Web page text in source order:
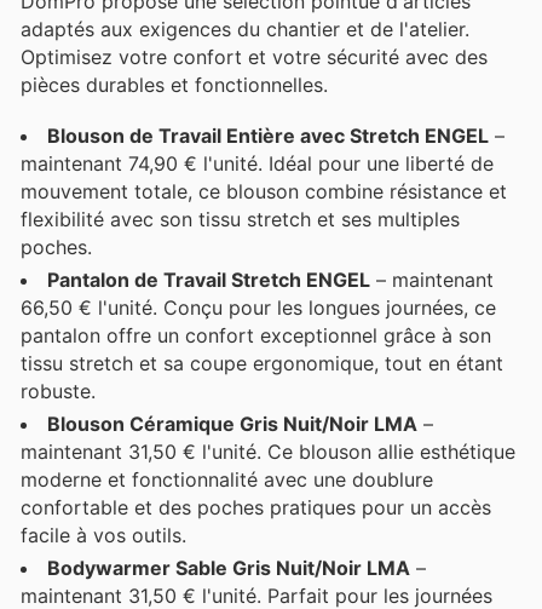
adaptés aux exigences du chantier et de l'atelier.
Optimisez votre confort et votre sécurité avec des
pièces durables et fonctionnelles.
Blouson de Travail Entière avec Stretch ENGEL –
maintenant 74,90 € l'unité. Idéal pour une liberté de
mouvement totale, ce blouson combine résistance et
flexibilité avec son tissu stretch et ses multiples
poches.
Pantalon de Travail Stretch ENGEL – maintenant
66,50 € l'unité. Conçu pour les longues journées, ce
pantalon offre un confort exceptionnel grâce à son
tissu stretch et sa coupe ergonomique, tout en étant
robuste.
Blouson Céramique Gris Nuit/Noir LMA –
maintenant 31,50 € l'unité. Ce blouson allie esthétique
moderne et fonctionnalité avec une doublure
confortable et des poches pratiques pour un accès
facile à vos outils.
Bodywarmer Sable Gris Nuit/Noir LMA –
maintenant 31,50 € l'unité. Parfait pour les journées